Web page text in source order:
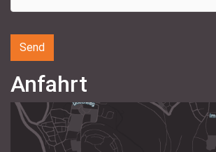
Anfahrt